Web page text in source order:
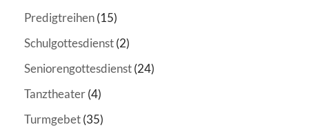
Predigtreihen(15)
Schulgottesdienst(2)
Seniorengottesdienst(24)
Tanztheater(4)
Turmgebet(35)